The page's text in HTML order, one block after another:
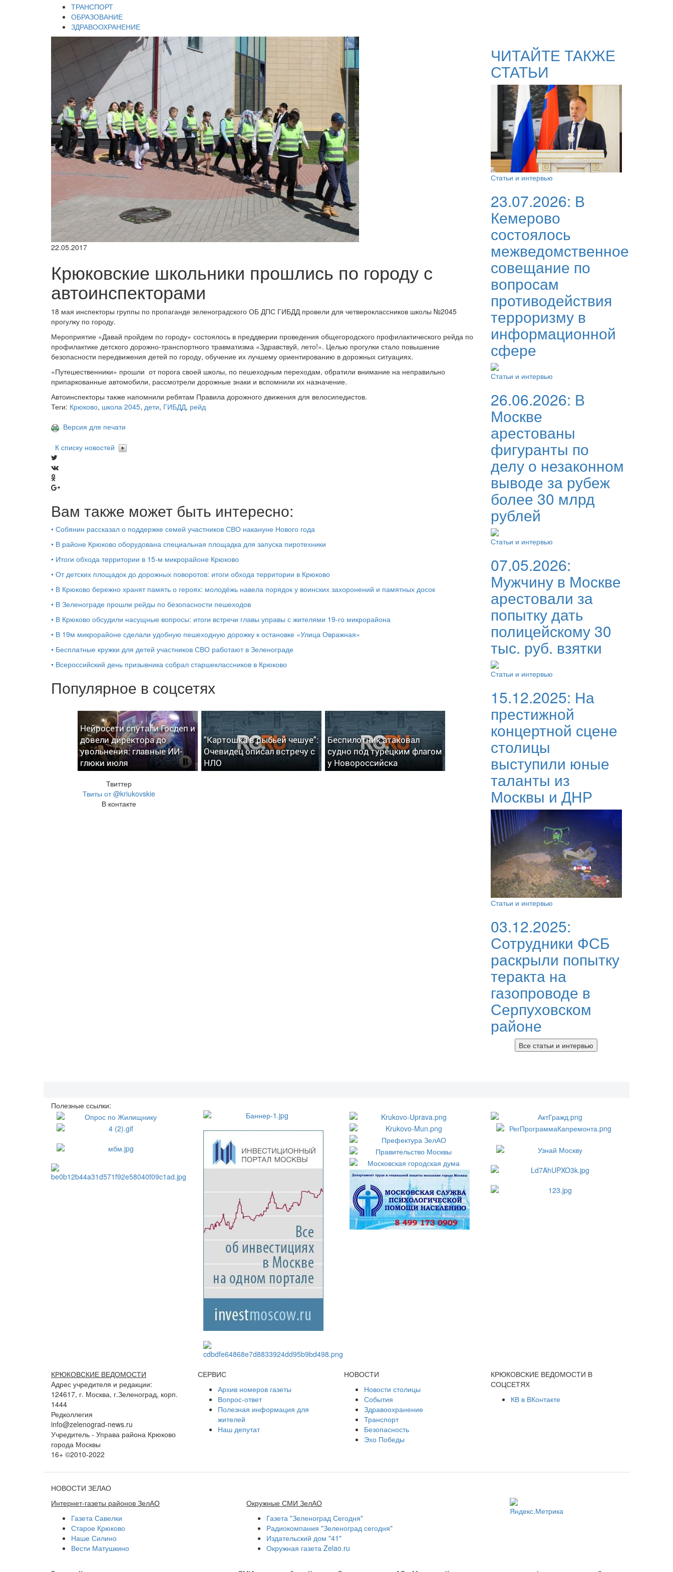
ТРАНСПОРТ
ОБРАЗОВАНИЕ
ЗДРАВООХРАНЕНИЕ
22.05.2017
Крюковские школьники прошлись по городу с
автоинспекторами
18 мая инспекторы группы по пропаганде зеленоградского ОБ ДПС ГИБДД провели для четвероклассников школы №2045
прогулку по городу.
Мероприятие «Давай пройдем по городу» состоялось в преддверии проведения общегородского профилактического рейда по
профилактике детского дорожно-транспортного травматизма «Здравствуй, лето!». Целью прогулки стало повышение
безопасности передвижения детей по городу, обучение их лучшему ориентированию в дорожных ситуациях.
«Путешественники» прошли от порога своей школы, по пешеходным переходам, обратили внимание на неправильно
припаркованные автомобили, рассмотрели дорожные знаки и вспомнили их назначение.
Автоинспекторы также напомнили ребятам Правила дорожного движения для велосипедистов.
Теги: Крюково, школа 2045, дети, ГИБДД, рейд
Версия для печати
К списку новостей
Вам также может быть интересно:
• Собянин рассказал о поддержке семей участников СВО накануне Нового года
• В районе Крюково оборудована специальная площадка для запуска пиротехники
• Итоги обхода территории в 15‑м микрорайоне Крюково
• От детских площадок до дорожных поворотов: итоги обхода территории в Крюково
• В Крюково бережно хранят память о героях: молодёжь навела порядок у воинских захоронений и памятных досок
• В Зеленограде прошли рейды по безопасности пешеходов
• В Крюково обсудили насущные вопросы: итоги встречи главы управы с жителями 19‑го микрорайона
• В 19м микрорайоне сделали удобную пешеходную дорожку к остановке «Улица Овражная»
• Бесплатные кружки для детей участников СВО работают в Зеленограде
• Всероссийский день призывника собрал старшеклассников в Крюково
Популярное в соцсетях
Нейросети спутали Госдеп и
довели директора до
увольнения: главные ИИ-
глюки июля
"Картошка в рыбьей чешуе":
Очевидец описал встречу с
НЛО
Беспилотник атаковал
судно под турецким флагом
у Новороссийска
Твиттер
Твиты от @kriukovskie
В контакте
ЧИТАЙТЕ ТАКЖЕ
СТАТЬИ
Статьи и интервью
23.07.2026: В
Кемерово
состоялось
межведомственное
совещание по
вопросам
противодействия
терроризму в
информационной
сфере
Статьи и интервью
26.06.2026: В
Москве
арестованы
фигуранты по
делу о незаконном
выводе за рубеж
более 30 млрд
рублей
Статьи и интервью
07.05.2026:
Мужчину в Москве
арестовали за
попытку дать
полицейскому 30
тыс. руб. взятки
Статьи и интервью
15.12.2025: На
престижной
концертной сцене
столицы
выступили юные
таланты из
Москвы и ДНР
Статьи и интервью
03.12.2025:
Сотрудники ФСБ
раскрыли попытку
теракта на
газопроводе в
Серпуховском
районе
Все статьи и интервью
Полезные ссылки:
КРЮКОВСКИЕ ВЕДОМОСТИ
Адрес учредителя и редакции:
124617, г. Москва, г.Зеленоград, корп.
1444
Редколлегия
info@zelenograd-news.ru
Учредитель - Управа района Крюково
города Москвы
16+ ©2010-2022
СЕРВИС
Архив номеров газеты
Вопрос-ответ
Полезная информация для
жителей
Наш депутат
НОВОСТИ
Новости столицы
События
Здравоохранение
Транспорт
Безопасность
Эхо Победы
КРЮКОВСКИЕ ВЕДОМОСТИ В
СОЦСЕТЯХ
КВ в ВКонтакте
НОВОСТИ ЗЕЛАО
Интернет-газеты районов ЗелАО
Газета Савелки
Старое Крюково
Наше Силино
Вести Матушкино
Окружные СМИ ЗелАО
Газета "Зеленоград Сегодня"
Радиокомпания "Зеленоград сегодня"
Издательский дом "41"
Окружная газета Zelao.ru